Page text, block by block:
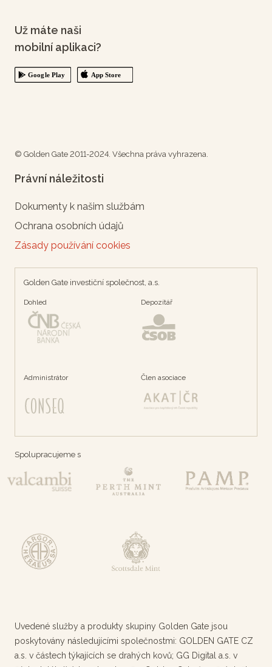
Už máte naši
mobilní aplikaci?
© Golden Gate 2011-2024. Všechna práva vyhrazena.
Právní náležitosti
Dokumenty k našim službám
Ochrana osobních údajů
Zásady používání cookies
Golden Gate investiční společnost, a.s.
Dohled Depozítář
Administrátor Člen asociace
Spolupracujeme s
Uvedené služby a produkty skupiny Golden Gate jsou
poskytovány následujícími společnostmi: GOLDEN GATE CZ
a.s. v částech týkajících se drahých kovů; GG Digital a.s. v